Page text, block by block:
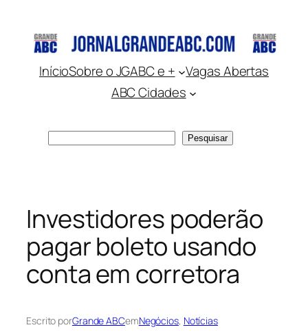
conteúdo
InícioSobre o JGABC e +
Vagas Abertas
ABC Cidades
Pesquisar
Investidores poderão
pagar boleto usando
conta em corretora
Escrito porGrande ABCemNegócios, Notícias